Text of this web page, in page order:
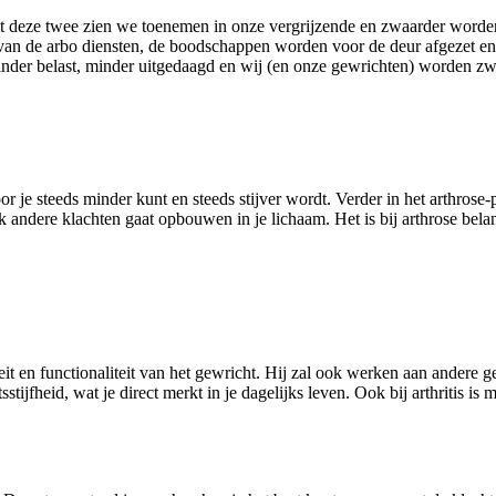
twee zien we toenemen in onze vergrijzende en zwaarder
de arbo diensten, de boodschappen worden voor de deur afgezet
belast, minder uitgedaagd en wij (en onze gewrichten) worden
steeds minder kunt en steeds stijver wordt. Verder in het
andere klachten gaat opbouwen in je lichaam. Het is bij arthrose
en functionaliteit van het gewricht. Hij zal ook werken aan andere
wat je direct merkt in je dagelijks leven. Ook bij arthritis is